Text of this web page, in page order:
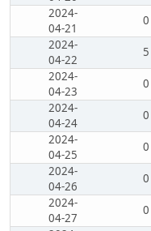
2024-
04-21
0
2024-
04-22
5
2024-
04-23
0
2024-
04-24
0
2024-
04-25
0
2024-
04-26
0
2024-
04-27
0